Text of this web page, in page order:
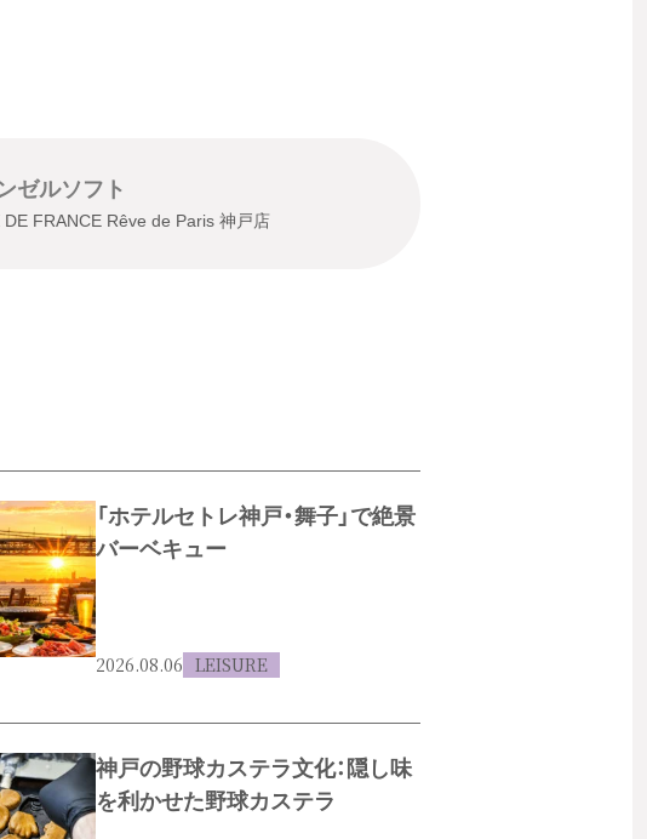
ゼルソフト
DE FRANCE Rêve de Paris 神戸店
「ホテルセトレ神戸・舞子」で絶景
バーベキュー
2026.08.06 LEISURE
神戸の野球カステラ文化：隠し味
を利かせた野球カステラ